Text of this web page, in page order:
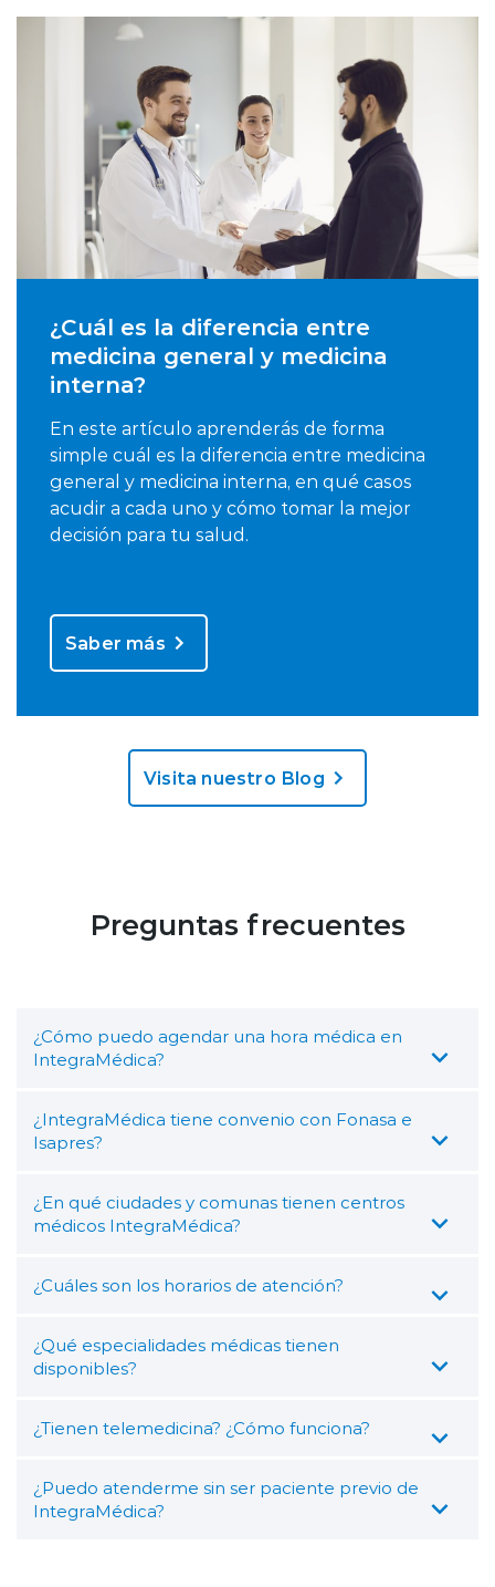
¿Cuál es la diferencia entre
medicina general y medicina
interna?
En este artículo aprenderás de forma
simple cuál es la diferencia entre medicina
general y medicina interna, en qué casos
acudir a cada uno y cómo tomar la mejor
decisión para tu salud.
Saber más
Visita nuestro Blog
Preguntas frecuentes
¿Cómo puedo agendar una hora médica en
IntegraMédica?
¿IntegraMédica tiene convenio con Fonasa e
Isapres?
¿En qué ciudades y comunas tienen centros
médicos IntegraMédica?
¿Cuáles son los horarios de atención?
¿Qué especialidades médicas tienen
disponibles?
¿Tienen telemedicina? ¿Cómo funciona?
¿Puedo atenderme sin ser paciente previo de
IntegraMédica?